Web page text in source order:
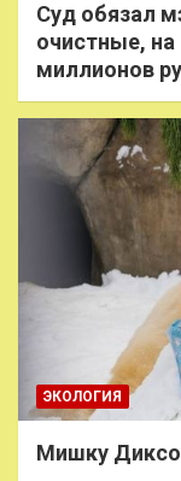
Суд обязал
очистные,
миллионов
ЭКОЛОГИЯ
Мишку